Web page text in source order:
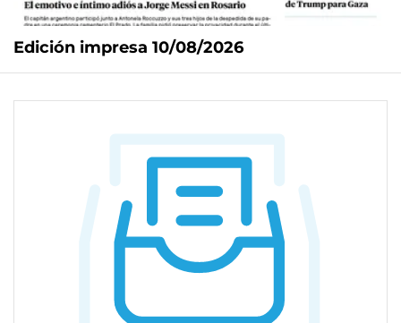
Edición impresa 10/08/2026